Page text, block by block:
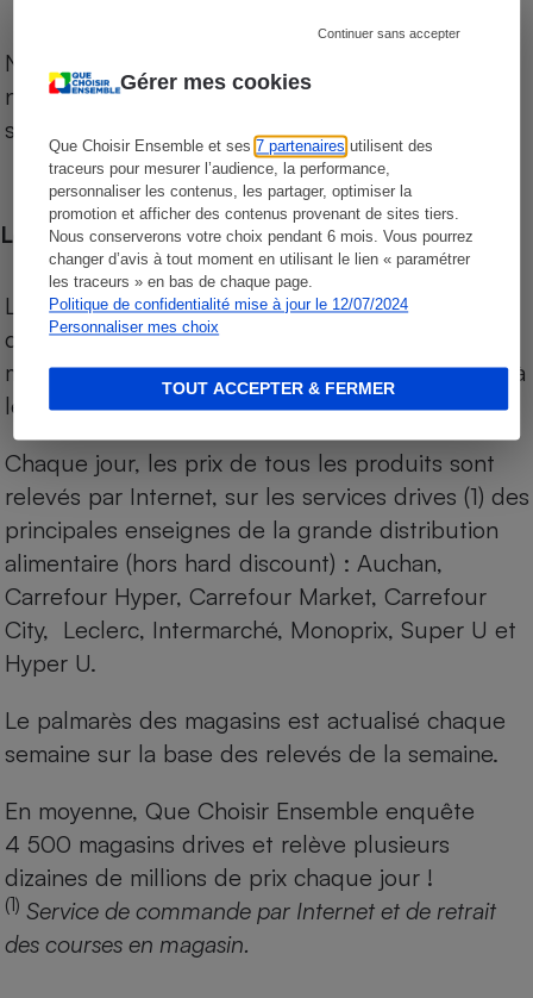
Gérer mes cookies
Que Choisir Ensemble et ses7 partenaires utilisent des
traceurs pour mesurer l’audience, la performance,
personnaliser les contenus, les partager, optimiser la
promotion et afficher des contenus provenant de sites tiers.
Nous conserverons votre choix pendant 6 mois. Vous pourrez
changer d’avis à tout moment en utilisant le lien « paramétrer
les traceurs » en bas de chaque page.
Politique de confidentialité mise à jour le 12/07/2024
Personnaliser mes choix
Continuer sans accepter
TOUT ACCEPTER & FERMER
Notre comparateur de supermarchés propose le
niveau de prix des supermarchés, géolocalisés
sur le territoire français.
Les comparaisons de prix
Les comparaisons sont réalisées sur l’ensemble
des produits des magasins. Les produits de
marques de distributeurs (MDD) sont comparés à
leurs équivalents chez leurs concurrents.
Chaque jour, les prix de tous les produits sont
relevés par Internet, sur les services drives (1) des
principales enseignes de la grande distribution
alimentaire (hors hard discount) : Auchan,
Carrefour Hyper, Carrefour Market, Carrefour
City, Leclerc, Intermarché, Monoprix, Super U et
Hyper U.
Le palmarès des magasins est actualisé chaque
semaine sur la base des relevés de la semaine.
En moyenne, Que Choisir Ensemble enquête
4 500 magasins drives et relève plusieurs
dizaines de millions de prix chaque jour !
(1) Service de commande par Internet et de retrait
des courses en magasin.